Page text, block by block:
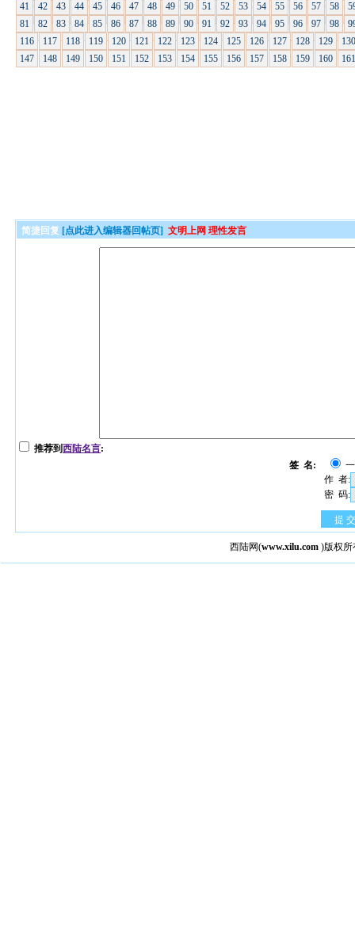
41
42 43 44 45 46 47 48 49 50 51 52 53 54 55 56 57 58
81
82 83 84 85 86 87 88 89 90 91 92 93 94 95 96 97 98
116
117 118 119 120 121 122 123 124 125 126 127 128 129
147
148 149 150 151 152 153 154 155 156 157 158 159 160
简捷回复 [点此进入编辑器回帖页] 文明上网 理性发言
推荐到西陆名言:
签 名:
作 者:
密 码:
提 交
西陆网(www.xilu.com )版权